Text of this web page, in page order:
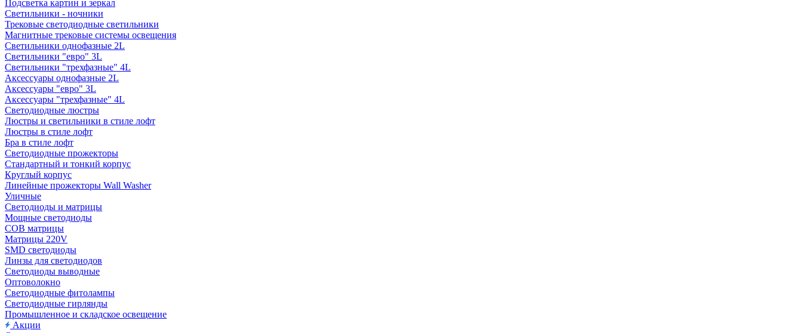
Подсветка картин и зеркал
Светильники - ночники
Трековые светодиодные светильники
Магнитные трековые системы освещения
Светильники однофазные 2L
Светильники "евро" 3L
Светильники "трехфазные" 4L
Аксессуары однофазные 2L
Аксессуары "евро" 3L
Аксессуары "трехфазные" 4L
Светодиодные люстры
Люстры и светильники в стиле лофт
Люстры в стиле лофт
Бра в стиле лофт
Светодиодные прожекторы
Стандартный и тонкий корпус
Круглый корпус
Линейные прожекторы Wall Washer
Уличные
Светодиоды и матрицы
Мощные светодиоды
COB матрицы
Матрицы 220V
SMD светодиоды
Линзы для светодиодов
Светодиоды выводные
Оптоволокно
Светодиодные фитолампы
Светодиодные гирлянды
Промышленное и складское освещение
Акции